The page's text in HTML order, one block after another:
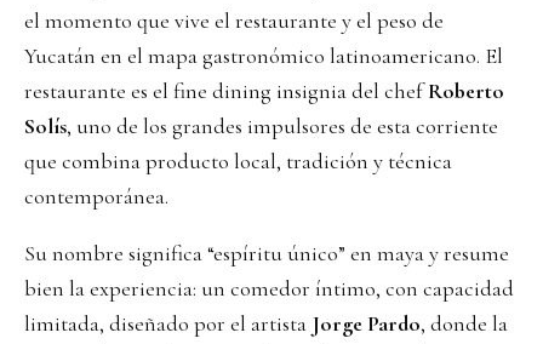
el momento que vive el restaurante y el peso de
Yucatán en el mapa gastronómico latinoamericano. El
restaurante es el fine dining insignia del chefRoberto
Solís, uno de los grandes impulsores de esta corriente
que combina producto local, tradición y técnica
contemporánea.
Su nombre significa “espíritu único” en maya y resume
bien la experiencia: un comedor íntimo, con capacidad
limitada, diseñado por el artista Jorge Pardo, donde la